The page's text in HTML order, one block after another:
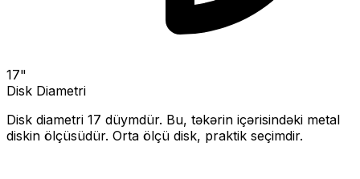
17"
Disk Diametri
Disk diametri 17 düymdür. Bu, təkərin içərisindəki metal
diskin ölçüsüdür. Orta ölçü disk, praktik seçimdir.